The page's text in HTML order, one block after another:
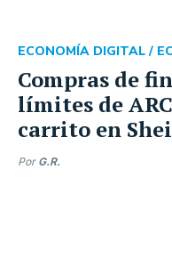
Compras de
límites de
carrito en
ECONOMÍA DIGITAL /
Por G.R.